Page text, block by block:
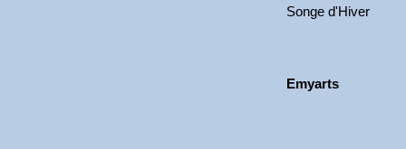
Songe d'Hiver
Emyarts